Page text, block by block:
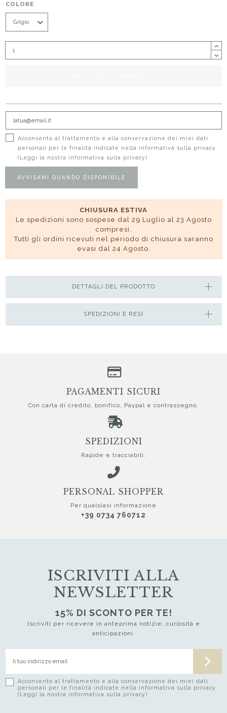
COLORE
Acconsento al trattamento e alla conservazione dei miei dati
personali per le finalità indicate nella informativa sulla privacy
(Leggi la nostra informativa sulla privacy)
CHIUSURA ESTIVA
Le spedizioni sono sospese dal 29 Luglio al 23 Agosto
compresi.
Tutti gli ordini ricevuti nel periodo di chiusura saranno
evasi dal 24 Agosto.
SPEDIZIONI E RESI
DETTAGLI DEL PRODOTTO
ISCRIVITI ALLA
NEWSLETTER
15% DI SCONTO PER TE!
Iscriviti per ricevere in anteprima notizie, curiosità e
anticipazioni.
Acconsento al trattamento e alla conservazione dei miei dati
personali per le finalità indicate nella informativa sulla privacy
(Leggi la nostra informativa sulla privacy)
PAGAMENTI SICURI
Con carta di credito, bonifico, Paypal e contrassegno.
SPEDIZIONI
Rapide e tracciabili.
PERSONAL SHOPPER
Per qualsiasi informazione
+39 0734 760712